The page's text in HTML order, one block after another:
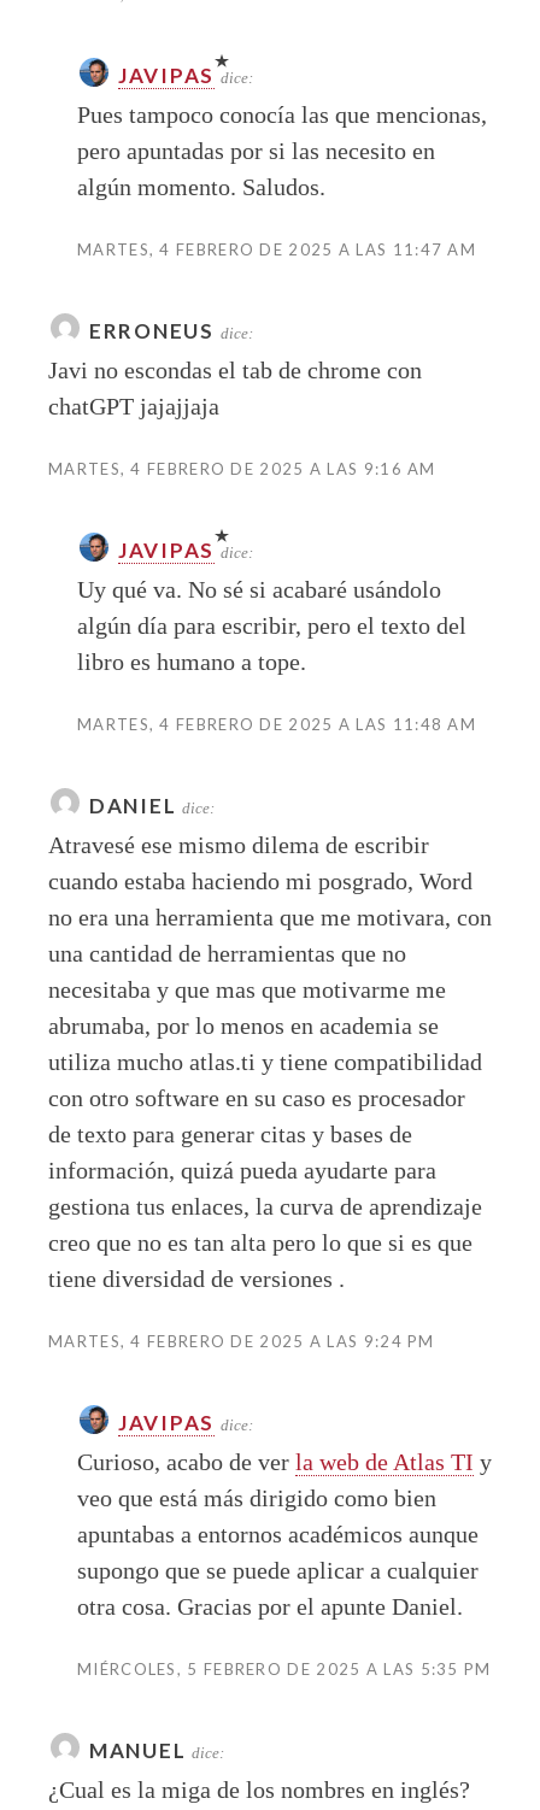
JAVIPAS dice:
Pues tampoco conocía las que mencionas,
pero apuntadas por si las necesito en
algún momento. Saludos.
MARTES, 4 FEBRERO DE 2025 A LAS 11:47 AM
ERRONEUS dice:
Javi no escondas el tab de chrome con
chatGPT jajajjaja
MARTES, 4 FEBRERO DE 2025 A LAS 9:16 AM
JAVIPAS dice:
Uy qué va. No sé si acabaré usándolo
algún día para escribir, pero el texto del
libro es humano a tope.
MARTES, 4 FEBRERO DE 2025 A LAS 11:48 AM
DANIEL dice:
Atravesé ese mismo dilema de escribir
cuando estaba haciendo mi posgrado, Word
no era una herramienta que me motivara, con
una cantidad de herramientas que no
necesitaba y que mas que motivarme me
abrumaba, por lo menos en academia se
utiliza mucho atlas.ti y tiene compatibilidad
con otro software en su caso es procesador
de texto para generar citas y bases de
información, quizá pueda ayudarte para
gestiona tus enlaces, la curva de aprendizaje
creo que no es tan alta pero lo que si es que
tiene diversidad de versiones .
MARTES, 4 FEBRERO DE 2025 A LAS 9:24 PM
JAVIPAS dice:
Curioso, acabo de ver la web de Atlas TI y
veo que está más dirigido como bien
apuntabas a entornos académicos aunque
supongo que se puede aplicar a cualquier
otra cosa. Gracias por el apunte Daniel.
MIÉRCOLES, 5 FEBRERO DE 2025 A LAS 5:35 PM
MANUEL dice:
¿Cual es la miga de los nombres en inglés?